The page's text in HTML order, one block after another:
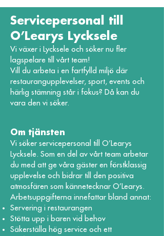
Servicepersonal till
O’Learys Lycksele
Vi växer i Lycksele och söker nu fler
lagspelare till vårt team!
Vill du arbeta i en fartfylld miljö där
restaurangupplevelser, sport, events och
härlig stämning står i fokus? Då kan du
vara den vi söker.
Om tjänsten
Vi söker servicepersonal till O’Learys
Lycksele. Som en del av vårt team arbetar
du med att ge våra gäster en förstklassig
upplevelse och bidrar till den positiva
atmosfären som kännetecknar O’Learys.
Arbetsuppgifterna innefattar bland annat:
Servering i restaurangen
Stötta upp i baren vid behov
Säkerställa hög service och ett